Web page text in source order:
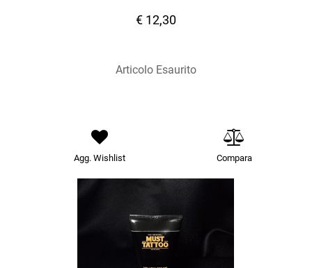
€ 12,30
Articolo Esaurito
Agg. Wishlist Compara